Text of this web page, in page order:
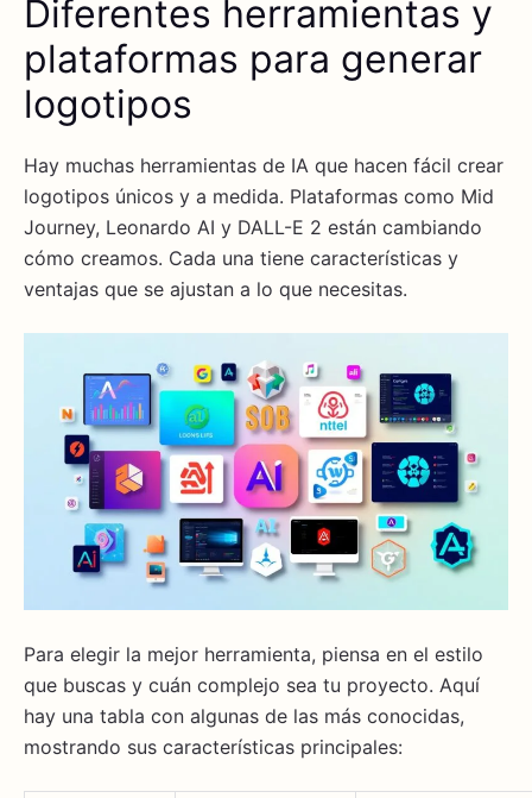
Diferentes herramientas y
plataformas para generar
logotipos
Hay muchas herramientas de IA que hacen fácil crear
logotipos únicos y a medida. Plataformas como Mid
Journey, Leonardo AI y DALL-E 2 están cambiando
cómo creamos. Cada una tiene características y
ventajas que se ajustan a lo que necesitas.
Para elegir la mejor herramienta, piensa en el estilo
que buscas y cuán complejo sea tu proyecto. Aquí
hay una tabla con algunas de las más conocidas,
mostrando sus características principales: